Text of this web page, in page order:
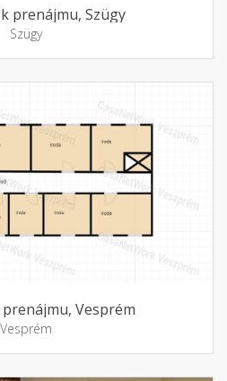
prenájmu, Szügy
Szügy
Vesprém
Vesprém